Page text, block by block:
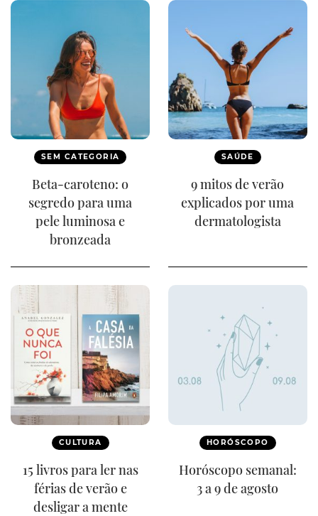
SEM CATEGORIA
Beta-caroteno: o
segredo para uma
pele luminosa e
bronzeada
SAÚDE
9 mitos de verão
explicados por uma
dermatologista
CULTURA
15 livros para ler nas
férias de verão e
desligar a mente
HORÓSCOPO
Horóscopo semanal:
3 a 9 de agosto